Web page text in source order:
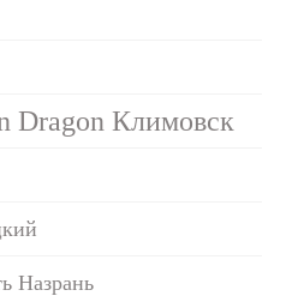
Dragon Климовск
Назрань